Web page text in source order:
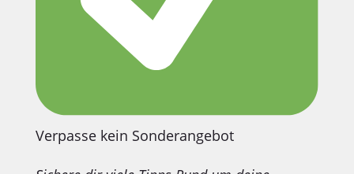
Verpasse kein Sonderangebot